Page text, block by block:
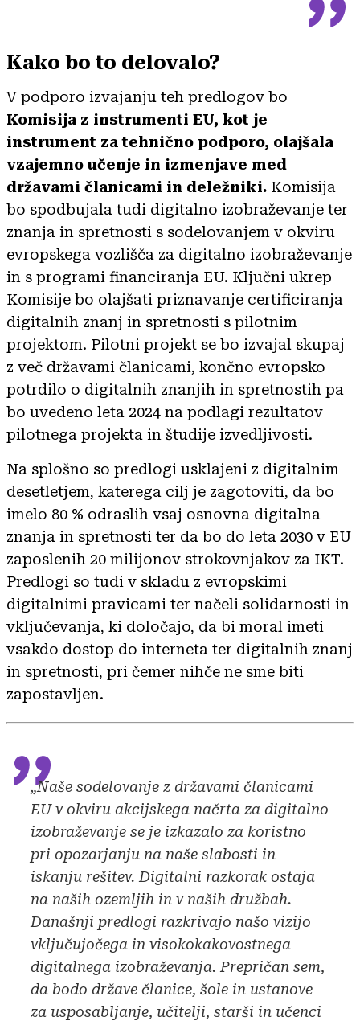
Kako bo to delovalo?
V podporo izvajanju teh predlogov bo
Komisija z instrumenti EU, kot je
instrument za tehnično podporo, olajšala
vzajemno učenje in izmenjave med
državami članicami in deležniki. Komisija
bo spodbujala tudi digitalno izobraževanje ter
znanja in spretnosti s sodelovanjem v okviru
evropskega vozlišča za digitalno izobraževanje
in s programi financiranja EU. Ključni ukrep
Komisije bo olajšati priznavanje certificiranja
digitalnih znanj in spretnosti s pilotnim
projektom. Pilotni projekt se bo izvajal skupaj
z več državami članicami, končno evropsko
potrdilo o digitalnih znanjih in spretnostih pa
bo uvedeno leta 2024 na podlagi rezultatov
pilotnega projekta in študije izvedljivosti.
Na splošno so predlogi usklajeni z digitalnim
desetletjem, katerega cilj je zagotoviti, da bo
imelo 80 % odraslih vsaj osnovna digitalna
znanja in spretnosti ter da bo do leta 2030 v EU
zaposlenih 20 milijonov strokovnjakov za IKT.
Predlogi so tudi v skladu z evropskimi
digitalnimi pravicami ter načeli solidarnosti in
vključevanja, ki določajo, da bi moral imeti
vsakdo dostop do interneta ter digitalnih znanj
in spretnosti, pri čemer nihče ne sme biti
zapostavljen.
„Naše sodelovanje z državami članicami
EU v okviru akcijskega načrta za digitalno
izobraževanje se je izkazalo za koristno
pri opozarjanju na naše slabosti in
iskanju rešitev. Digitalni razkorak ostaja
na naših ozemljih in v naših družbah.
Današnji predlogi razkrivajo našo vizijo
vključujočega in visokokakovostnega
digitalnega izobraževanja. Prepričan sem,
da bodo države članice, šole in ustanove
za usposabljanje, učitelji, starši in učenci